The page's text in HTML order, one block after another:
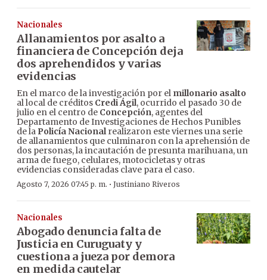
Nacionales
Allanamientos por asalto a
financiera de Concepción deja
dos aprehendidos y varias
evidencias
En el marco de la investigación por el millonario asalto
al local de créditos Credi Ágil, ocurrido el pasado 30 de
julio en el centro de Concepción, agentes del
Departamento de Investigaciones de Hechos Punibles
de la Policía Nacionalrealizaron este viernes una serie
de allanamientos que culminaron con la aprehensión de
dos personas, la incautación de presunta marihuana, un
arma de fuego, celulares, motocicletas y otras
evidencias consideradas clave para el caso.
Agosto 7, 2026 07:45 p. m. · Justiniano Riveros
Nacionales
Abogado denuncia falta de
Justicia en Curuguaty y
cuestiona a jueza por demora
en medida cautelar